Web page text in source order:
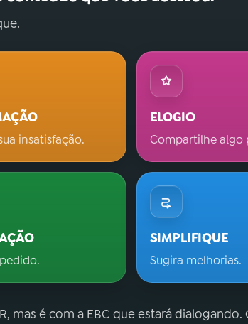
insatisfação.
ELOGIO
Compartilhe algo
SIMPLIFIQUE
Sugira melhorias.
mas é com a EBC que estará dialogando.